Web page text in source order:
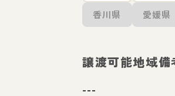
香川県
愛媛県
譲渡可能地域備
---